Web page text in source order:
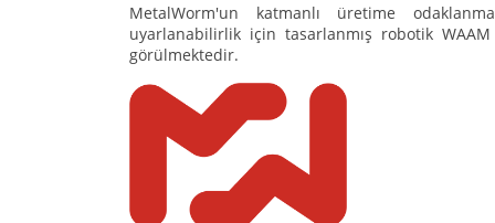
MetalWorm'un katmanlı üretime
uyarlanabilirlik için tasarlanmış robotik
görülmektedir.